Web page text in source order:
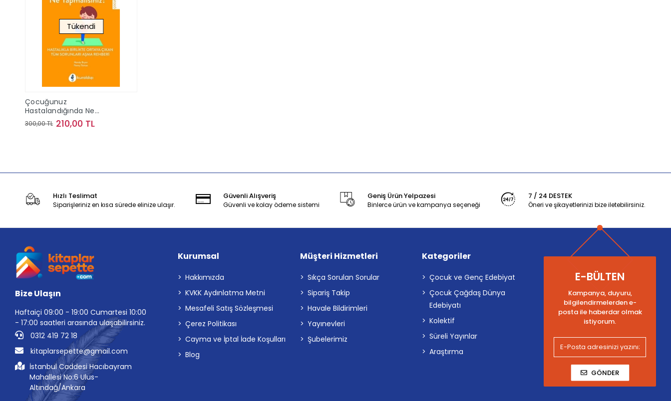
Tükendi
Çocuğunuz
Hastalandığında Ne
Yapmalısınız?
300,00 TL 210,00 TL
Hızlı Teslimat
Siparişleriniz en kısa sürede elinize ulaşır.
Güvenli Alışveriş
Güvenli ve kolay ödeme sistemi
Geniş Ürün Yelpazesi
Binlerce ürün ve kampanya seçeneği
7 / 24 DESTEK
Öneri ve şikayetlerinizi bize iletebilirsiniz.
Bize Ulaşın
Haftaiçi 09:00 - 19:00 Cumartesi 10:00
- 17:00 saatleri arasında ulaşabilirsiniz.
0312 419 72 18
kitaplarsepette@gmail.com
İstanbul Caddesi Hacıbayram
Mahallesi No:6 Ulus-
Altındağ/Ankara
Kurumsal
Hakkımızda
KVKK Aydınlatma Metni
Mesafeli Satış Sözleşmesi
Çerez Politikası
Cayma ve İptal İade Koşulları
Blog
Müşteri Hizmetleri
Sıkça Sorulan Sorular
Sipariş Takip
Havale Bildirimleri
Yayınevleri
Şubelerimiz
Kategoriler
Çocuk ve Genç Edebiyat
Çocuk Çağdaş Dünya
Edebiyatı
Kolektif
Süreli Yayınlar
Araştırma
E-BÜLTEN
Kampanya, duyuru,
bilgilendirmelerden e-
posta ile haberdar olmak
istiyorum.
GÖNDER